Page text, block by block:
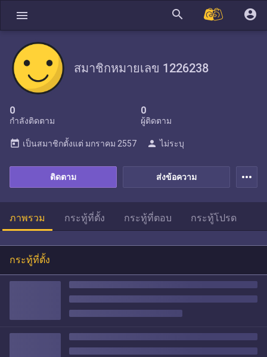
menu search account_circle
สมาชิกหมายเลข 1226238
0
กำลังติดตาม
0
ผู้ติดตาม
ส่งข้อความ
ติดตาม
today เป็นสมาชิกตั้งแต่ มกราคม 2557 person ไม่ระบุ
more_horiz
ภาพรวม กระทู้ที่ตั้ง กระทู้ที่ตอบ กระทู้โปรด
กระทู้ที่ตั้ง